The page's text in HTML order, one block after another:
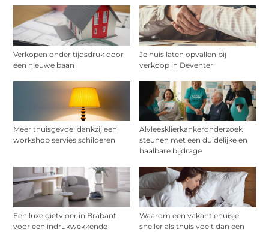
Verkopen onder tijdsdruk door
een nieuwe baan
Je huis laten opvallen bij
verkoop in Deventer
Meer thuisgevoel dankzij een
workshop servies schilderen
Alvleesklierkankeronderzoek
steunen met een duidelijke en
haalbare bijdrage
Een luxe gietvloer in Brabant
voor een indrukwekkende
Waarom een vakantiehuisje
sneller als thuis voelt dan een